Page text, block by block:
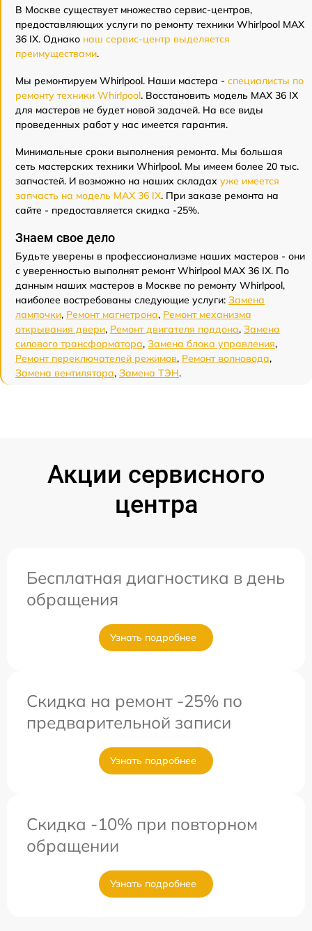
В Москве существует множество сервис-центров,
предоставляющих услуги по ремонту техники Whirlpool MAX
36 IX. Однако наш сервис-центр выделяется
преимуществами.
Мы ремонтируем Whirlpool. Наши мастера - специалисты по
ремонту техники Whirlpool. Восстановить модель MAX 36 IX
для мастеров не будет новой задачей. На все виды
проведенных работ у нас имеется гарантия.
Минимальные сроки выполнения ремонта. Мы большая
сеть мастерских техники Whirlpool. Мы имеем более 20 тыс.
запчастей. И возможно на наших складах уже имеется
запчасть на модель MAX 36 IX. При заказе ремонта на
сайте - предоставляется скидка -25%.
Знаем свое дело
Будьте уверены в профессионализме наших мастеров - они
с уверенностью выполнят ремонт Whirlpool MAX 36 IX. По
данным наших мастеров в Москве по ремонту Whirlpool,
наиболее востребованы следующие услуги: Замена
лампочки, Ремонт магнетрона, Ремонт механизма
открывания двери, Ремонт двигателя поддона, Замена
силового трансформатора, Замена блока управления,
Ремонт переключателей режимов, Ремонт волновода,
Замена вентилятора, Замена ТЭН.
Акции сервисного
центра
Бесплатная диагностика в день
обращения
Узнать подробнее
Скидка на ремонт -25% по
предварительной записи
Узнать подробнее
Скидка -10% при повторном
обращении
Узнать подробнее